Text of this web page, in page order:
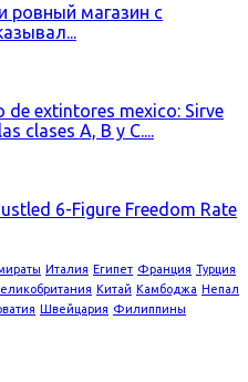
магазин с
de extintores mexico: Sirve
clases A, B y C....
6-Figure Freedom Rate
Италия Египет Франция Турция
Китай Камбоджа Непал
Швейцария Филиппины